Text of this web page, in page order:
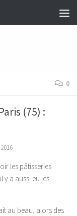
0
(75) :
les pâtisseries
y a aussi eu les
au beau, alors des